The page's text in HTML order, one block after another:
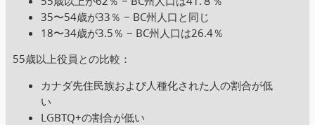
35〜54歳が33％ − BC州人口と同じ
18〜34歳が3.5％ − BC州人口は26.4％
55歳以上役員との比較：
カナダ先住民族および人種化された人の割合が低
い
LGBTQ+の割合が低い